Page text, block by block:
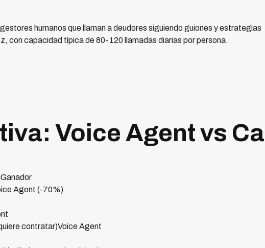
humanos que llaman a deudores siguiendo guiones y estrategias
con capacidad típica de 80-120 llamadas diarias por persona.
Voice Agent vs Call
Agent (-70%)
contratar)Voice Agent